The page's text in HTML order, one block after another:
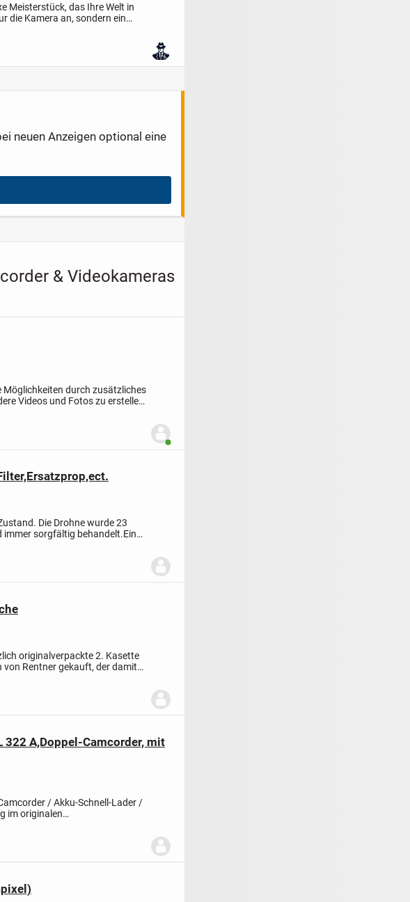
Meisterstück, das Ihre Welt in
die Kamera an, sondern ein
Euro gekostet hat.
neuen Anzeigen optional eine
& Videokameras
durch zusätzliches
Videos und Fotos zu erstellen.
Benutzer ist online
Die Drohne wurde 23
immer sorgfältig behandelt.Ein
originalverpackte 2. Kasette
Rentner gekauft, der damit
322 A,Doppel-Camcorder, mit
/ Akku-Schnell-Lader /
im originalen